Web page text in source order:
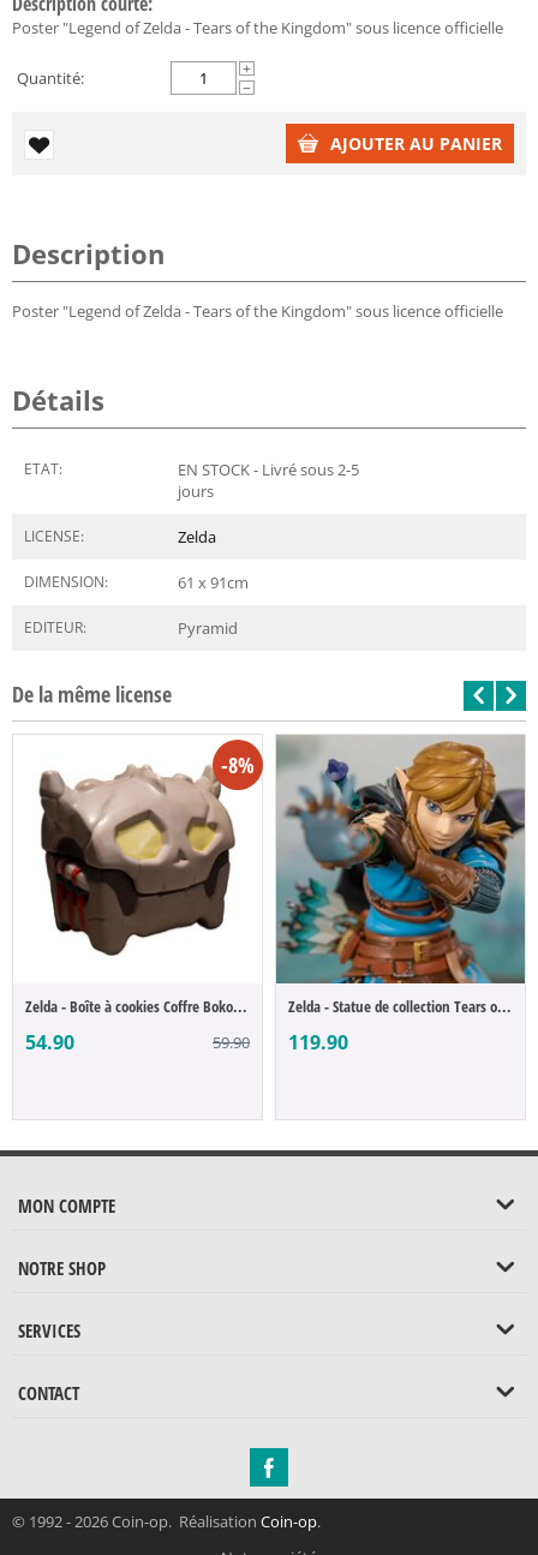
Poster "Legend of Zelda - Tears of the Kingdom" sous licence officielle
Quantité:
+
−
AJOUTER AU PANIER
Description
Poster "Legend of Zelda - Tears of the Kingdom" sous licence officielle
Détails
ETAT:
EN STOCK - Livré sous 2-5
jours
LICENSE: Zelda
DIMENSION: 61 x 91cm
EDITEUR: Pyramid
De la même license
-8%
Zelda - Boîte à cookies Coffre Bokoblin
54.90 59.90
Zelda - Statue de collection Tears of the...
119.90
MON COMPTE
NOTRE SHOP
SERVICES
CONTACT
© 1992 - 2026 Coin-op. Réalisation Coin-op.